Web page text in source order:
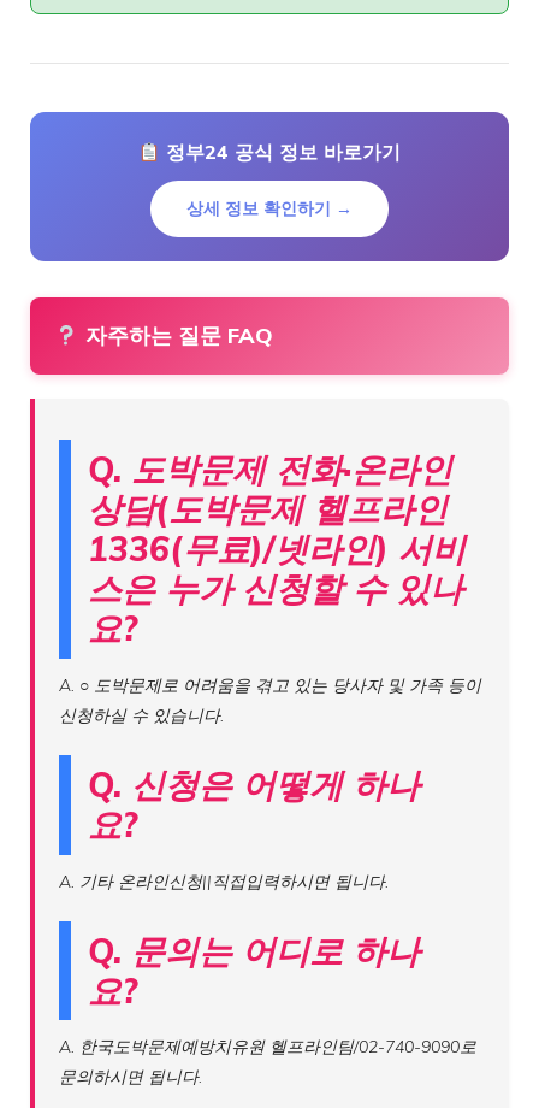
정부24 공식 정보 바로가기
상세 정보 확인하기 →
자주하는 질문 FAQ
Q. 도박문제 전화·온라인
상담(도박문제 헬프라인
1336(무료)/넷라인) 서비
스은 누가 신청할 수 있나
요?
A. ○ 도박문제로 어려움을 겪고 있는 당사자 및 가족 등이
신청하실 수 있습니다.
Q. 신청은 어떻게 하나
요?
A. 기타 온라인신청||직접입력하시면 됩니다.
Q. 문의는 어디로 하나
요?
A. 한국도박문제예방치유원 헬프라인팀/02-740-9090로
문의하시면 됩니다.